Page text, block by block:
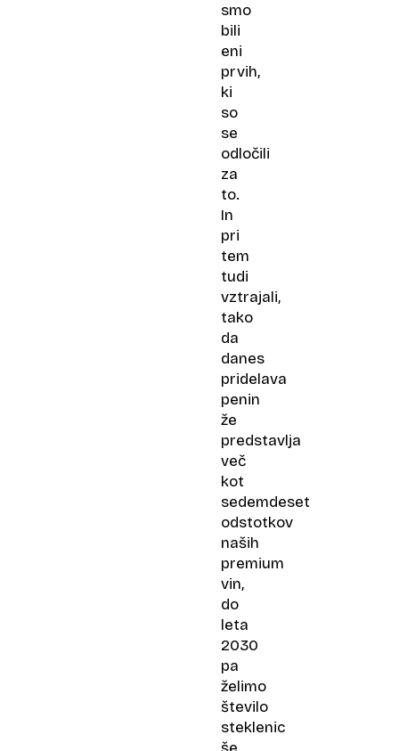
smo
bili
eni
prvih,
ki
so
se
odločili
za
to.
In
pri
tem
tudi
vztrajali,
tako
da
danes
pridelava
penin
že
predstavlja
več
kot
sedemdeset
odstotkov
naših
premium
vin,
do
leta
2030
pa
želimo
število
steklenic